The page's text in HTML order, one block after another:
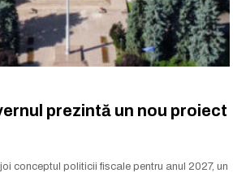
prezintă un nou proiect
conceptul politicii fiscale pentru anul 2027, un